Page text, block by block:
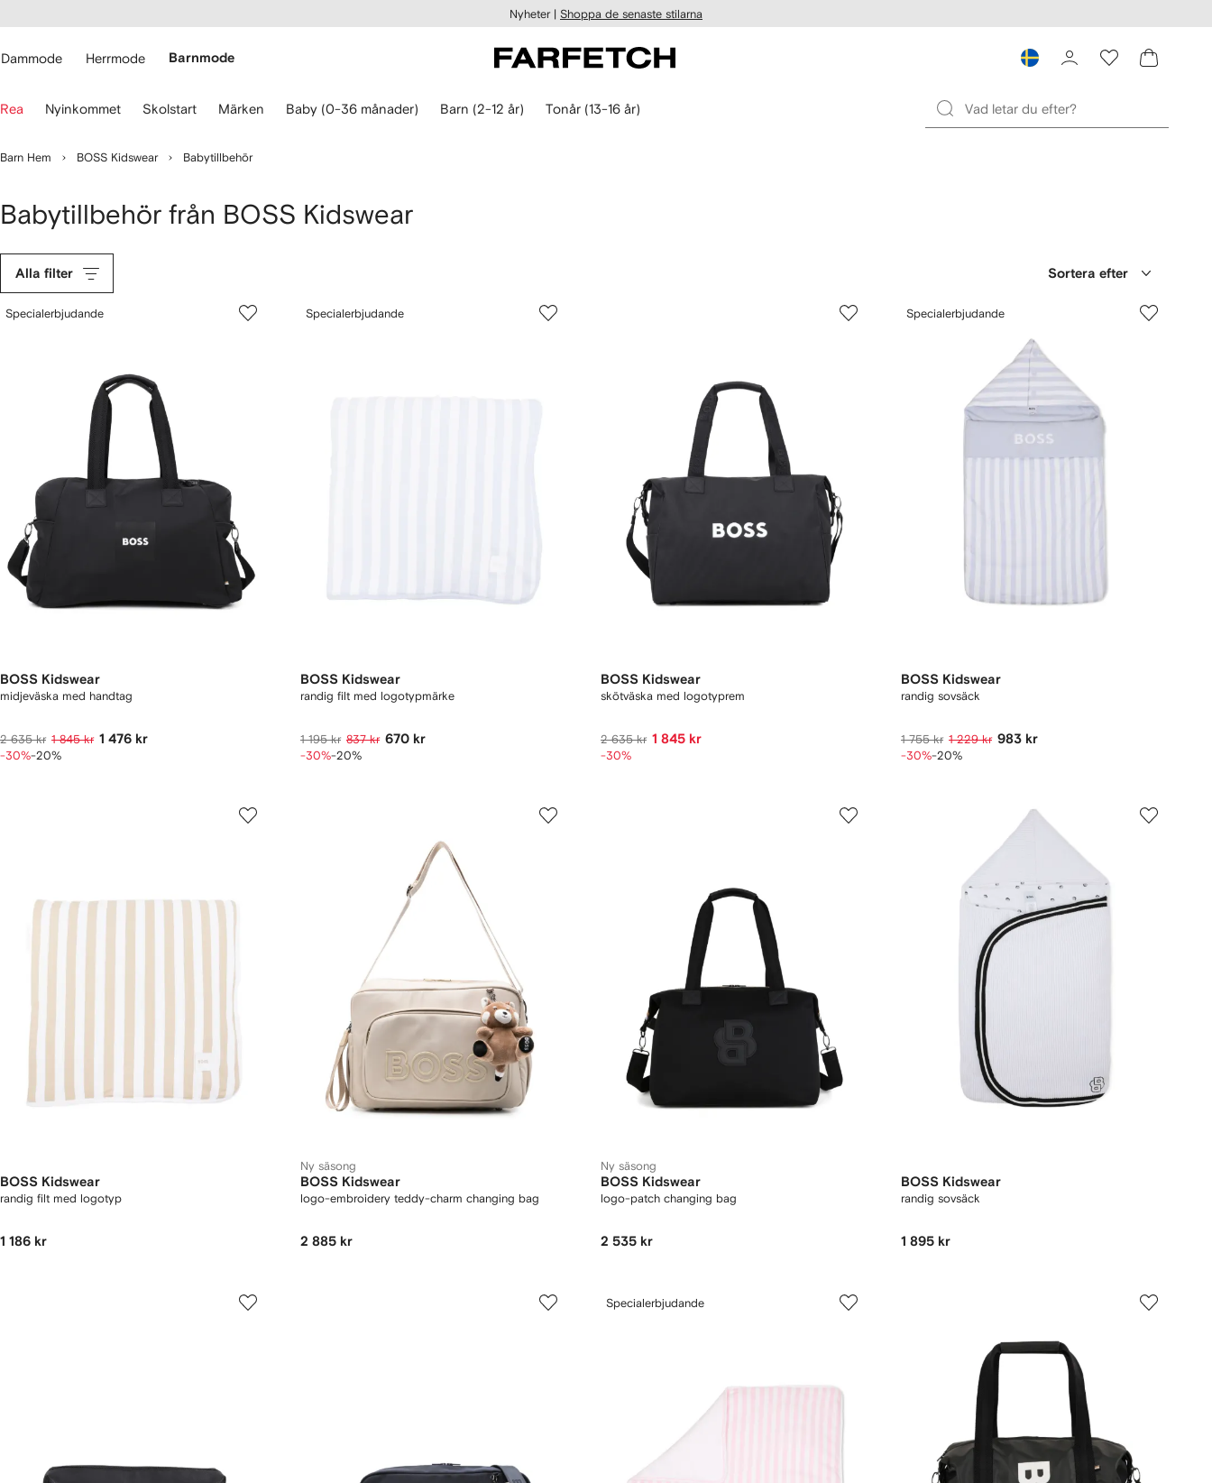
Nyheter | Shoppa de senaste stilarna
Dammode Herrmode Barnmode
Rea Nyinkommet Skolstart Märken Baby (0-36 månader) Barn (2-12 år) Tonår (13-16 år)
Barn Hem BOSS Kidswear Babytillbehör
Babytillbehör från BOSS Kidswear
Alla filter Sortera efter
Specialerbjudande
BOSS Kidswear
midjeväska med handtag
2 635 kr 1 845 kr 1 476 kr
-30%-20%
Specialerbjudande
BOSS Kidswear
randig filt med logotypmärke
1 195 kr 837 kr 670 kr
-30%-20%
BOSS Kidswear
skötväska med logotyprem
2 635 kr 1 845 kr
-30%
Specialerbjudande
BOSS Kidswear
randig sovsäck
1 755 kr 1 229 kr 983 kr
-30%-20%
BOSS Kidswear
randig filt med logotyp
1 186 kr
Ny säsong
BOSS Kidswear
logo-embroidery teddy-charm changing bag
2 885 kr
Ny säsong
BOSS Kidswear
logo-patch changing bag
2 535 kr
BOSS Kidswear
randig sovsäck
1 895 kr
Specialerbjudande